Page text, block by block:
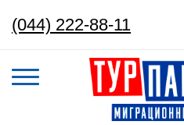
(044) 222-88-11